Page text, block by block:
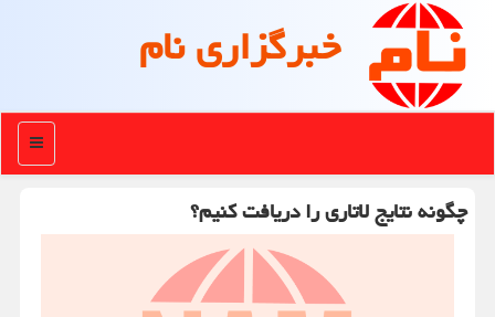
خبرگزاری نام
منو
چگونه نتایج لاتاری را دریافت کنیم؟